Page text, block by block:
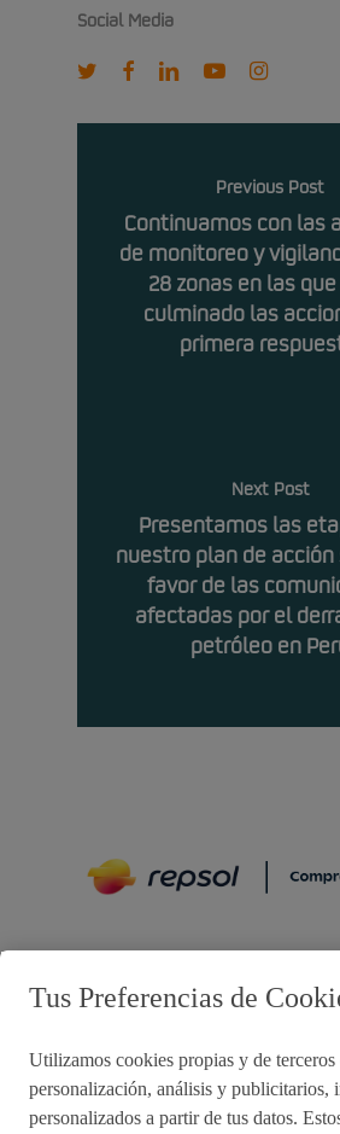
Social Media
twitterfacebooklinkedinyoutubeinstagram
Previous Post
Continuamos con las
de monitoreo y
28 zonas en las
culminado las
primera
Next Post
Presentamos las
nuestro plan de
favor de las
afectadas por el
petróleo en
Acciones de
Tus Preferencias de
Utilizamos cookies propias y de
personalización, análisis y publicitarios,
personalizados a partir de tus datos.